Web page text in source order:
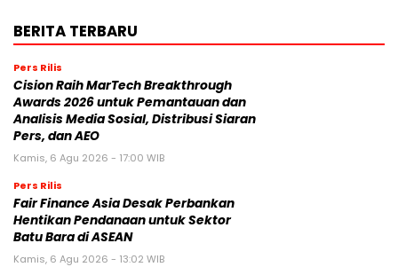
BERITA TERBARU
Pers Rilis
Cision Raih MarTech Breakthrough
Awards 2026 untuk Pemantauan dan
Analisis Media Sosial, Distribusi Siaran
Pers, dan AEO
Kamis, 6 Agu 2026 - 17:00 WIB
Pers Rilis
Fair Finance Asia Desak Perbankan
Hentikan Pendanaan untuk Sektor
Batu Bara di ASEAN
Kamis, 6 Agu 2026 - 13:02 WIB